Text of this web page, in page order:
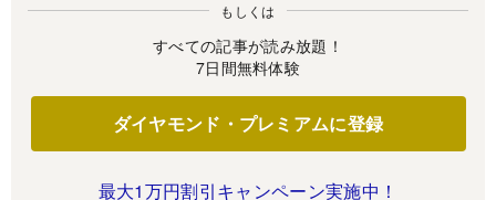
もしくは
すべての記事が読み放題！
7日間無料体験
ダイヤモンド・プレミアムに登録
最大1万円割引キャンペーン実施中！